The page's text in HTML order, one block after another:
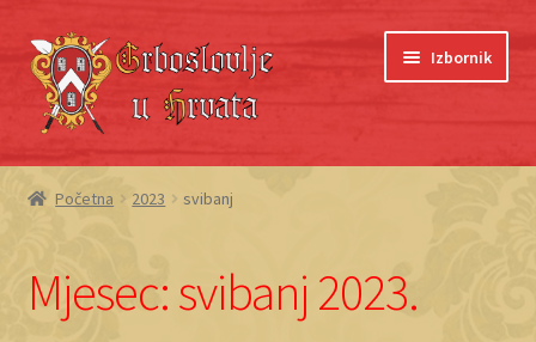
Preskoči
na
navigaciju
Skoči
do
sadržaja
Izbornik
Početna
Grboslovlje
Početna 2023 svibanj
Mjesec:svibanj 2023.